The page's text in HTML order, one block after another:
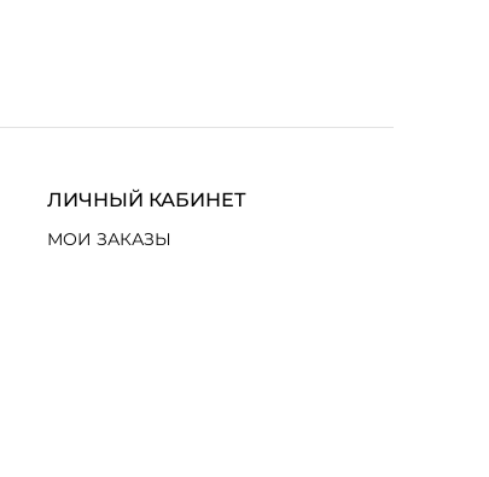
ЛИЧНЫЙ КАБИНЕТ
МОИ ЗАКАЗЫ